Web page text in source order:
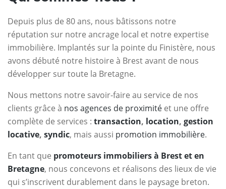
Depuis plus de 80 ans, nous bâtissons notre
réputation sur notre ancrage local et notre expertise
immobilière. Implantés sur la pointe du Finistère, nous
avons débuté notre histoire à Brest avant de nous
développer sur toute la Bretagne.
Nous mettons notre savoir-faire au service de nos
clients grâce à nos agences de proximité et une offre
complète de services : transaction, location, gestion
locative, syndic, mais aussi promotion immobilière.
En tant que promoteurs immobiliers à Brest et en
Bretagne, nous concevons et réalisons des lieux de vie
qui s’inscrivent durablement dans le paysage breton.